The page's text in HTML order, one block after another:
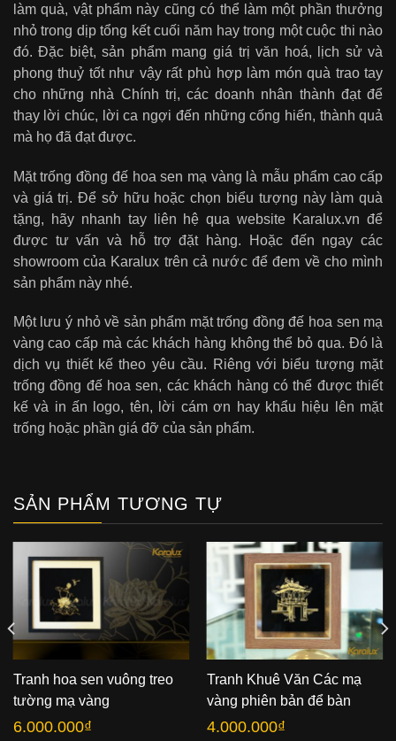
làm quà, vật phẩm này cũng có thể làm một phần thưởng
nhỏ trong dịp tổng kết cuối năm hay trong một cuộc thi nào
đó. Đặc biệt, sản phẩm mang giá trị văn hoá, lịch sử và
phong thuỷ tốt như vậy rất phù hợp làm món quà trao tay
cho những nhà Chính trị, các doanh nhân thành đạt để
thay lời chúc, lời ca ngợi đến những cống hiến, thành quả
mà họ đã đạt được.
Mặt trống đồng đế hoa sen mạ vàng là mẫu phẩm cao cấp
và giá trị. Để sở hữu hoặc chọn biểu tượng này làm quà
tặng, hãy nhanh tay liên hệ qua website Karalux.vn để
được tư vấn và hỗ trợ đặt hàng. Hoặc đến ngay các
showroom của Karalux trên cả nước để đem về cho mình
sản phẩm này nhé.
Một lưu ý nhỏ về sản phẩm mặt trống đồng đế hoa sen mạ
vàng cao cấp mà các khách hàng không thể bỏ qua. Đó là
dịch vụ thiết kế theo yêu cầu. Riêng với biểu tượng mặt
trống đồng đế hoa sen, các khách hàng có thể được thiết
kế và in ấn logo, tên, lời cám ơn hay khẩu hiệu lên mặt
trống hoặc phần giá đỡ của sản phẩm.
SẢN PHẨM TƯƠNG TỰ
Tranh hoa sen vuông treo
tường mạ vàng
6.000.000₫
Tranh Khuê Văn Các mạ
vàng phiên bản để bàn
4.000.000₫